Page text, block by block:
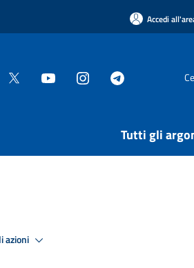
Accedi
Tutti gli
azioni